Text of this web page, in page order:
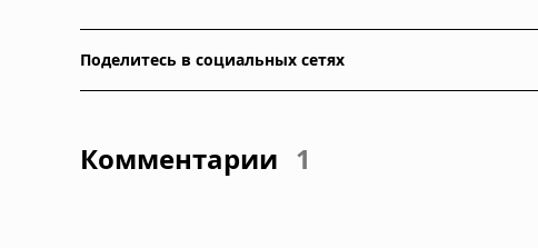
Поделитесь в социальных сетях
Комментарии 1